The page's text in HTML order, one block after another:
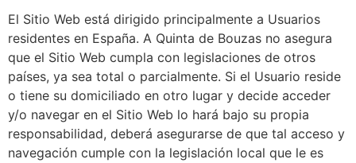
El Sitio Web está dirigido principalmente a Usuarios
residentes en España. A Quinta de Bouzas no asegura
que el Sitio Web cumpla con legislaciones de otros
países, ya sea total o parcialmente. Si el Usuario reside
o tiene su domiciliado en otro lugar y decide acceder
y/o navegar en el Sitio Web lo hará bajo su propia
responsabilidad, deberá asegurarse de que tal acceso y
navegación cumple con la legislación local que le es